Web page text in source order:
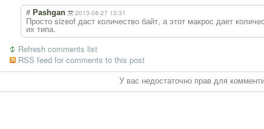
# Pashgan 2013-08-27 13:31
Просто sizeof даст количество байт, а этот макрос дает
их типа.
Refresh comments list
RSS feed for comments to this post
У вас недостаточно прав для